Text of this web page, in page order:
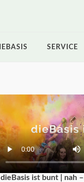
SERVICE
dieBasis ist bunt | nah